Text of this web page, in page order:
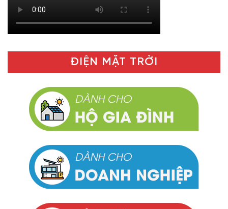
ĐIỆN MẶT TRỜI